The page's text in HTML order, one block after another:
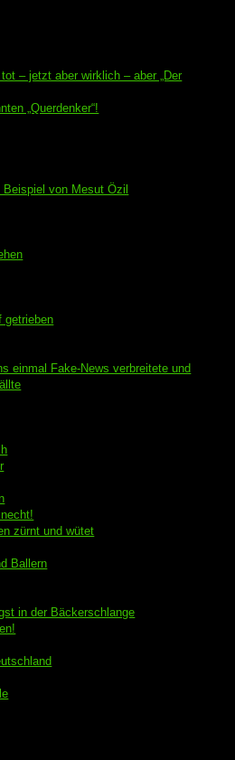
tot – jetzt aber wirklich – aber „Der
„Querdenker“!
von Mesut Özil
getrieben
einmal Fake-News verbreitete und
zürnt und wütet
Ballern
in der Bäckerschlange